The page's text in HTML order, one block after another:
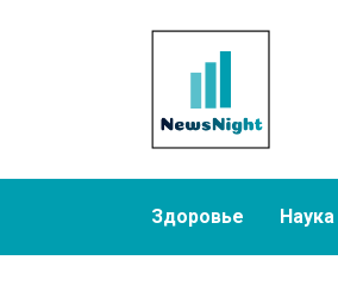
Здоровье Наука